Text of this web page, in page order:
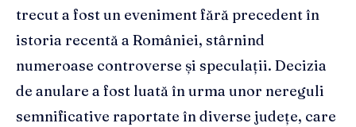
trecut a fost un eveniment fără precedent în
istoria recentă a României, stârnind
numeroase controverse și speculații. Decizia
de anulare a fost luată în urma unor nereguli
semnificative raportate în diverse județe, care